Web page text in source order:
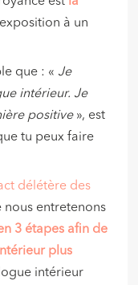
à un
que : « Je
intérieur. Je
positive», est
tu peux faire
délétère des
nous entretenons
3 étapes afin de
plus
intérieur